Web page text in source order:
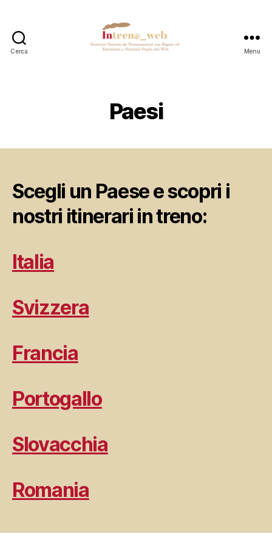
Cerca Menu
Paesi
Scegli un Paese e scopri i
nostri itinerari in treno:
Italia
Svizzera
Francia
Portogallo
Slovacchia
Romania